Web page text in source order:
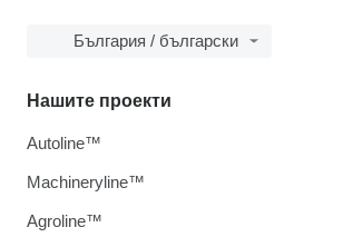
България / български
Нашите проекти
Autoline™
Machineryline™
Agroline™